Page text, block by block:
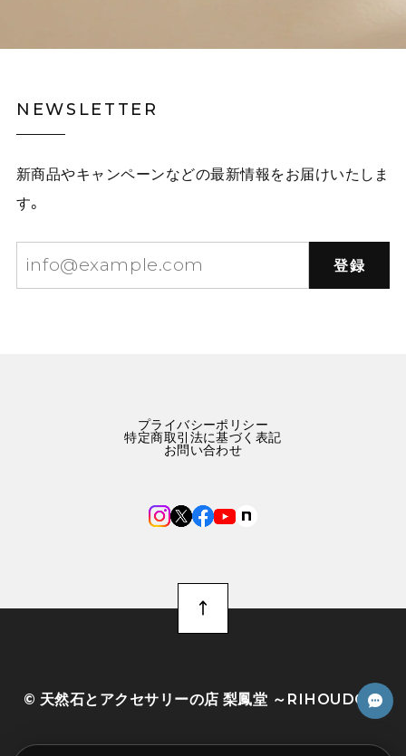
NEWSLETTER
新商品やキャンペーンなどの最新情報をお届けいたしま
す。
登録
プライバシーポリシー
特定商取引法に基づく表記
お問い合わせ
©︎ 天然石とアクセサリーの店 梨鳳堂 ～RIHOUDO～